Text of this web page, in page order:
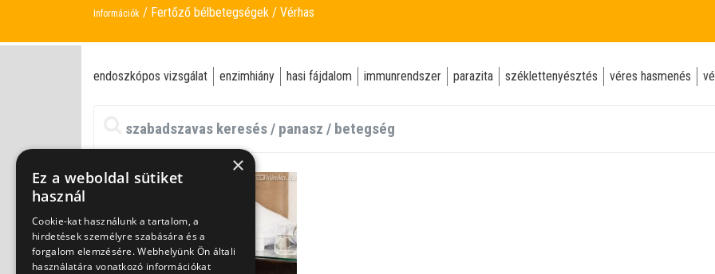
Információk Fertőző bélbetegségek Vérhas
endoszkópos vizsgálat enzimhiány hasi fájdalom immunrendszer parazita széklettenyésztés véres hasmenés
×
Ez a weboldal sütiket
használ
Cookie-kat használunk a tartalom, a
hirdetések személyre szabására és a
forgalom elemzésére. Webhelyünk Ön általi
használatára vonatkozó információkat